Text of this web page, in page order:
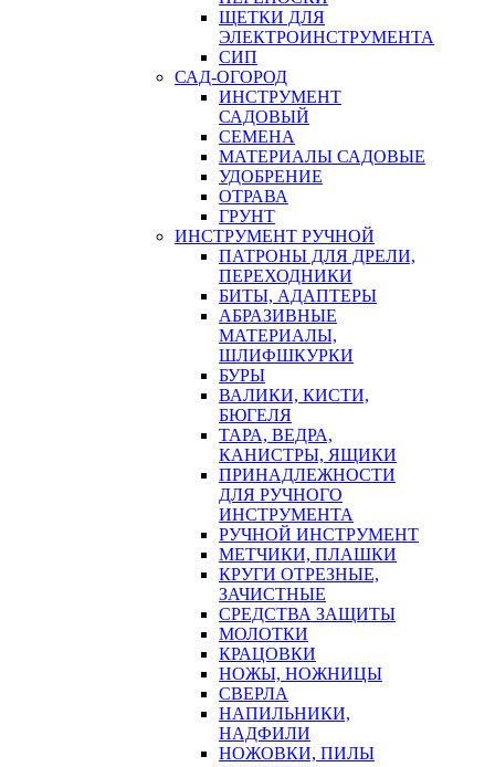
ЩЕТКИ ДЛЯ
ЭЛЕКТРОИНСТРУМЕНТА
СИП
САД-ОГОРОД
ИНСТРУМЕНТ
САДОВЫЙ
СЕМЕНА
МАТЕРИАЛЫ САДОВЫЕ
УДОБРЕНИЕ
ОТРАВА
ГРУНТ
ИНСТРУМЕНТ РУЧНОЙ
ПАТРОНЫ ДЛЯ ДРЕЛИ,
ПЕРЕХОДНИКИ
БИТЫ, АДАПТЕРЫ
АБРАЗИВНЫЕ
МАТЕРИАЛЫ,
ШЛИФШКУРКИ
БУРЫ
ВАЛИКИ, КИСТИ,
БЮГЕЛЯ
ТАРА, ВЕДРА,
КАНИСТРЫ, ЯЩИКИ
ПРИНАДЛЕЖНОСТИ
ДЛЯ РУЧНОГО
ИНСТРУМЕНТА
РУЧНОЙ ИНСТРУМЕНТ
МЕТЧИКИ, ПЛАШКИ
КРУГИ ОТРЕЗНЫЕ,
ЗАЧИСТНЫЕ
СРЕДСТВА ЗАЩИТЫ
МОЛОТКИ
КРАЦОВКИ
НОЖЫ, НОЖНИЦЫ
СВЕРЛА
НАПИЛЬНИКИ,
НАДФИЛИ
НОЖОВКИ, ПИЛЫ